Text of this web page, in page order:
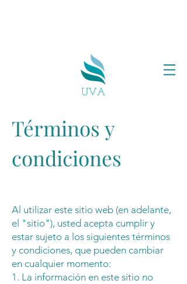
Términos y
condiciones
Al utilizar este sitio web (en adelante,
el "sitio"), usted acepta cumplir y
estar sujeto a los siguientes términos
y condiciones, que pueden cambiar
en cualquier momento:
1. La información en este sitio no